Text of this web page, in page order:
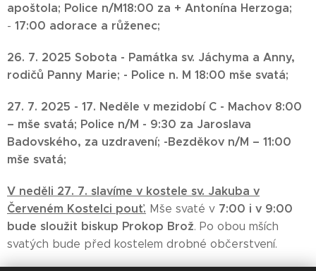
apoštola; Police n/M18:00 za + Antonína Herzoga;
- 17:00 adorace a růženec;
26. 7. 2025 Sobota - Památka sv. Jáchyma a Anny,
rodičů Panny Marie; - Police n. M 18:00 mše svatá;
27. 7. 2025 - 17. Neděle v mezidobí C - Machov 8:00
– mše svatá; Police n/M - 9:30 za Jaroslava
Badovského, za uzdravení; -Bezděkov n/M – 11:00
mše svatá;
V neděli 27. 7. slavíme v kostele sv. Jakuba v
Červeném Kostelci pouť. Mše svaté v 7:00 i v 9:00
bude sloužit biskup Prokop Brož. Po obou mších
svatých bude před kostelem drobné občerstvení.